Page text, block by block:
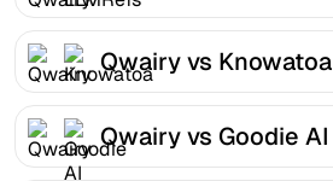
Qwairy vs Knowatoa
Qwairy vs Goodie AI